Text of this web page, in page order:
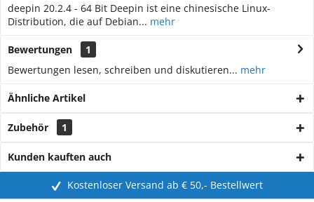
deepin 20.2.4 - 64 Bit Deepin ist eine chinesische Linux-
Distribution, die auf Debian... mehr
Bewertungen
1
Bewertungen lesen, schreiben und diskutieren... mehr
Ähnliche Artikel
Zubehör 1
Kunden kauften auch
Kostenloser Versand ab € 50,- Bestellwert